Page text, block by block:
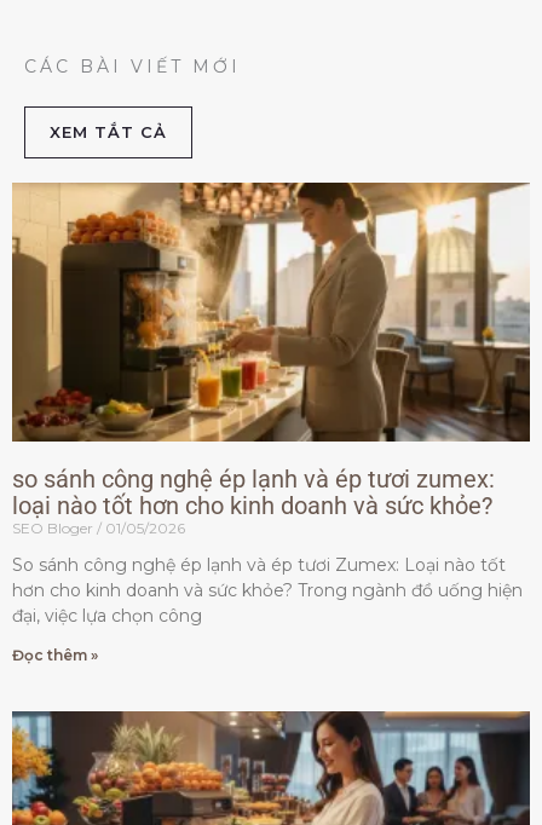
CÁC BÀI VIẾT MỚI
XEM TẮT CẢ
so sánh công nghệ ép lạnh và ép tươi zumex:
loại nào tốt hơn cho kinh doanh và sức khỏe?
SEO Bloger 01/05/2026
So sánh công nghệ ép lạnh và ép tươi Zumex: Loại nào tốt
hơn cho kinh doanh và sức khỏe? Trong ngành đồ uống hiện
đại, việc lựa chọn công
Đọc thêm »